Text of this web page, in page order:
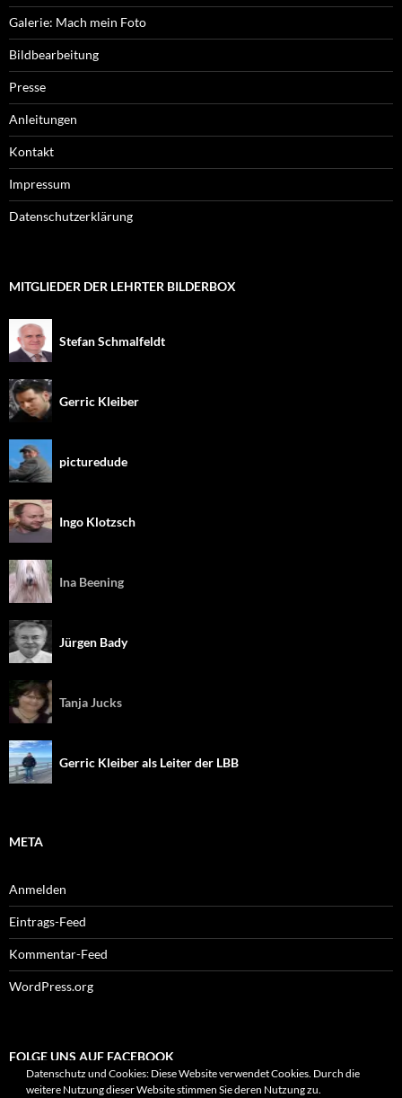
Galerie: Mach mein Foto
Bildbearbeitung
Presse
Anleitungen
Kontakt
Impressum
Datenschutzerklärung
MITGLIEDER DER LEHRTER BILDERBOX
Stefan Schmalfeldt
Gerric Kleiber
picturedude
Ingo Klotzsch
Ina Beening
Jürgen Bady
Tanja Jucks
Gerric Kleiber als Leiter der LBB
META
Anmelden
Eintrags-Feed
Kommentar-Feed
WordPress.org
FOLGE UNS AUF FACEBOOK
Datenschutz und Cookies: Diese Website verwendet Cookies. Durch die
weitere Nutzung dieser Website stimmen Sie deren Nutzung zu.